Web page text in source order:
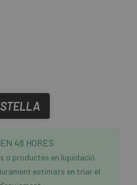
48 HORES
o productes en liquidació.
estimats en triar el